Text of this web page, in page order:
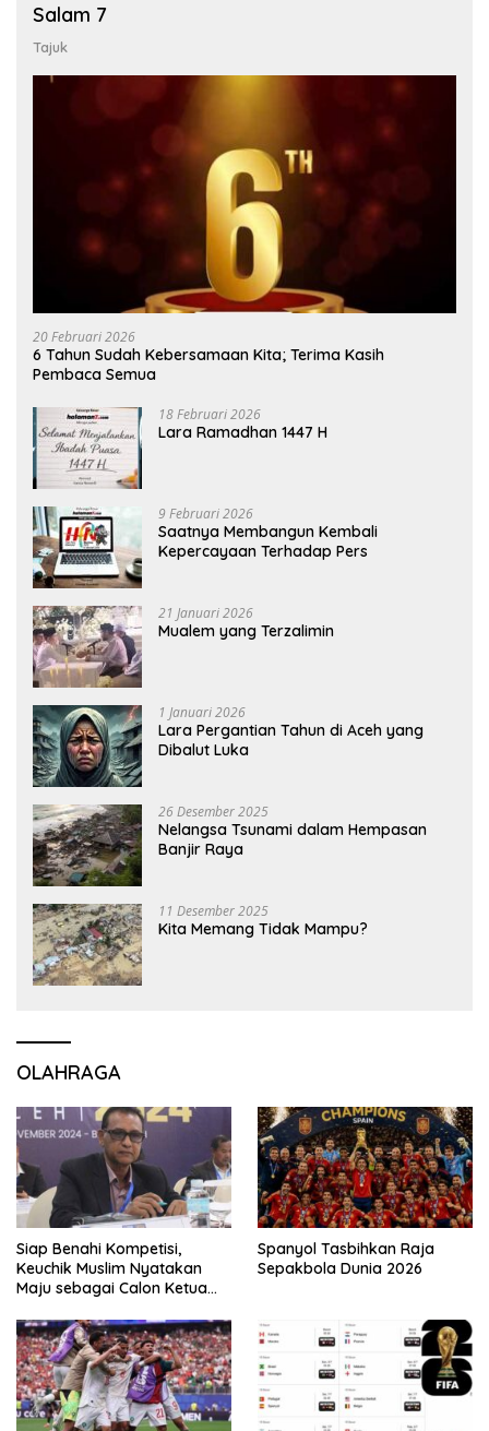
Salam 7
Tajuk
20 Februari 2026
6 Tahun Sudah Kebersamaan Kita; Terima Kasih
Pembaca Semua
18 Februari 2026
Lara Ramadhan 1447 H
9 Februari 2026
Saatnya Membangun Kembali
Kepercayaan Terhadap Pers
21 Januari 2026
Mualem yang Terzalimin
1 Januari 2026
Lara Pergantian Tahun di Aceh yang
Dibalut Luka
26 Desember 2025
Nelangsa Tsunami dalam Hempasan
Banjir Raya
11 Desember 2025
Kita Memang Tidak Mampu?
OLAHRAGA
Siap Benahi Kompetisi,
Keuchik Muslim Nyatakan
Maju sebagai Calon Ketua
Spanyol Tasbihkan Raja
Sepakbola Dunia 2026